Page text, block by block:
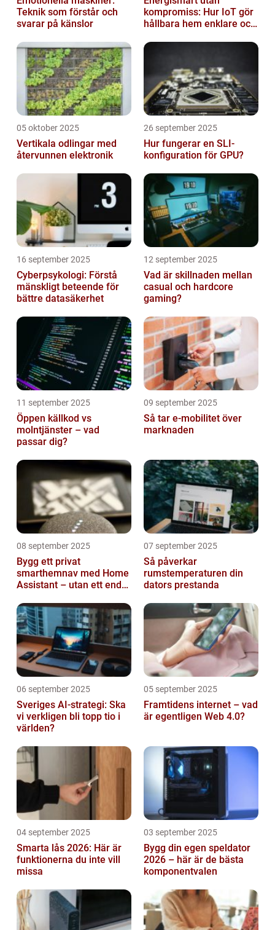
Teknik som förstår och
svarar på känslor
kompromiss: Hur IoT gör
hållbara hem enklare och
05 oktober 2025
Vertikala odlingar med
återvunnen elektronik
26 september 2025
Hur fungerar en SLI-
konfiguration för GPU?
16 september 2025
Cyberpsykologi: Förstå
mänskligt beteende för
bättre datasäkerhet
12 september 2025
Vad är skillnaden mellan
casual och hardcore
gaming?
11 september 2025
Öppen källkod vs
molntjänster – vad
passar dig?
09 september 2025
Så tar e-mobilitet över
marknaden
08 september 2025
Bygg ett privat
smarthemnav med Home
Assistant – utan ett enda
07 september 2025
Så påverkar
rumstemperaturen din
dators prestanda
06 september 2025
Sveriges AI-strategi: Ska
vi verkligen bli topp tio i
världen?
05 september 2025
Framtidens internet – vad
är egentligen Web 4.0?
04 september 2025
Smarta lås 2026: Här är
funktionerna du inte vill
missa
03 september 2025
Bygg din egen speldator
2026 – här är de bästa
komponentvalen